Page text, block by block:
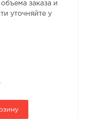
заказа и
уточняйте у